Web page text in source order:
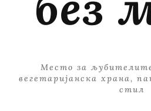
Место за
вегетаријанска храна,
стил